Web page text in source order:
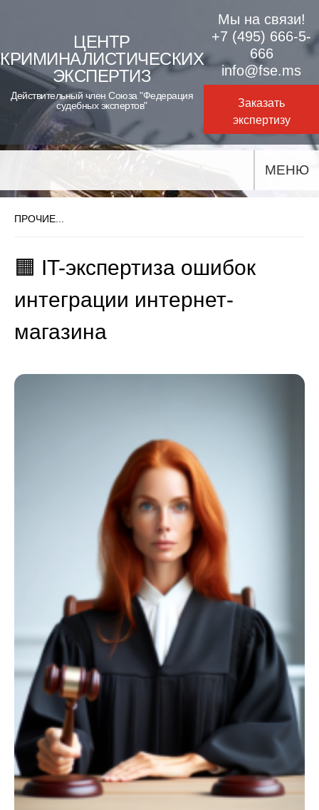
content
ЦЕНТР
КРИМИНАЛИСТИЧЕСКИХ
ЭКСПЕРТИЗ
Действительный член Союза "Федерация
судебных экспертов"
Мы на связи!
+7 (495) 666-5-
666
info@fse.ms
Заказать
экспертизу
МЕНЮ
ПРОЧИЕ...
🟧 IT-экспертиза ошибок
интеграции интернет-
магазина